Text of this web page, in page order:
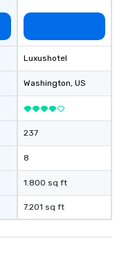
Luxushotel
Washington, US
237
8
1.800 sq ft
7.201 sq ft